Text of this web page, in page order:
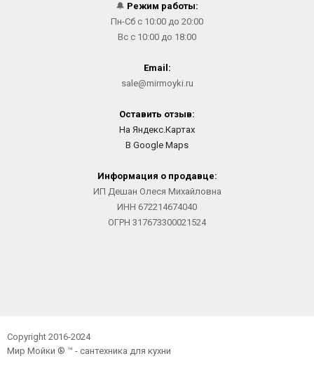
🔔 Режим работы:
Пн-Сб с 10:00 до 20:00
Вс с 10:00 до 18:00
Email:
sale@mirmoyki.ru
Оставить отзыв:
На Яндекс.Картах
В Google Maps
Информация о продавце:
ИП Дешан Олеся Михайловна
ИНН 672214674040
ОГРН 317673300021524
Copyright 2016-2024
Мир Мойки ® ™ - сантехника для кухни